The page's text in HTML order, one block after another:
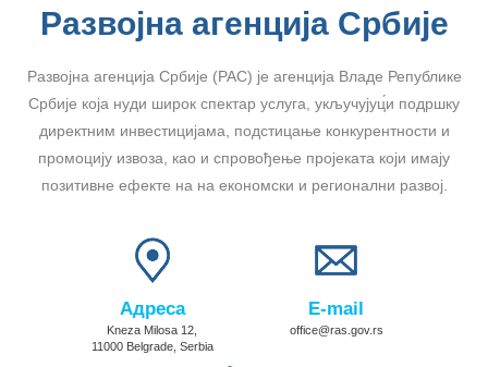
Развојна агенција Србије
Развојна агенција Србије (РАС) је агенција Владе Републике
Србије која нуди широк спектар услуга, укључујуц́и подршку
директним инвестицијама, подстицање конкурентности и
промоцију извоза, као и спровођење пројеката који имају
позитивне ефекте на на економски и регионални развој.
Адреса
Kneza Milosa 12,
11000 Belgrade, Serbia
E-mail
office@ras.gov.rs